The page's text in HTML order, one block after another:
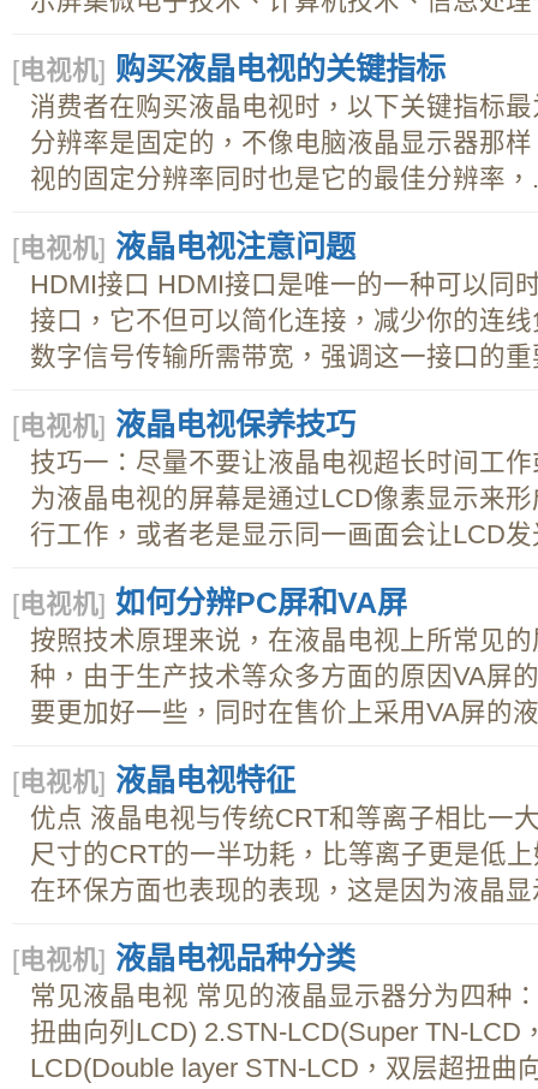
[电视机] 购买液晶电视的关键指标
消费者在购买液晶电视时，以下关键指标
分辨率是固定的，不像电脑液晶显示器那
视的固定分辨率同时也是它的最佳分辨率，
[电视机] 液晶电视注意问题
HDMI接口 HDMI接口是唯一的一种可以同
接口，它不但可以简化连接，减少你的连
数字信号传输所需带宽，强调这一接口的
[电视机] 液晶电视保养技巧
技巧一：尽量不要让液晶电视超长时间工
为液晶电视的屏幕是通过LCD像素显示来
行工作，或者老是显示同一画面会让LCD
[电视机] 如何分辨PC屏和VA屏
按照技术原理来说，在液晶电视上所常见
种，由于生产技术等众多方面的原因VA屏
要更加好一些，同时在售价上采用VA屏的
[电视机] 液晶电视特征
优点 液晶电视与传统CRT和等离子相比一
尺寸的CRT的一半功耗，比等离子更是低
在环保方面也表现的表现，这是因为液晶
[电视机] 液晶电视品种分类
常见液晶电视 常见的液晶显示器分为四种
扭曲向列LCD) 2.STN-LCD(Super TN-LCD
LCD(Double layer STN-LCD，双层超扭曲